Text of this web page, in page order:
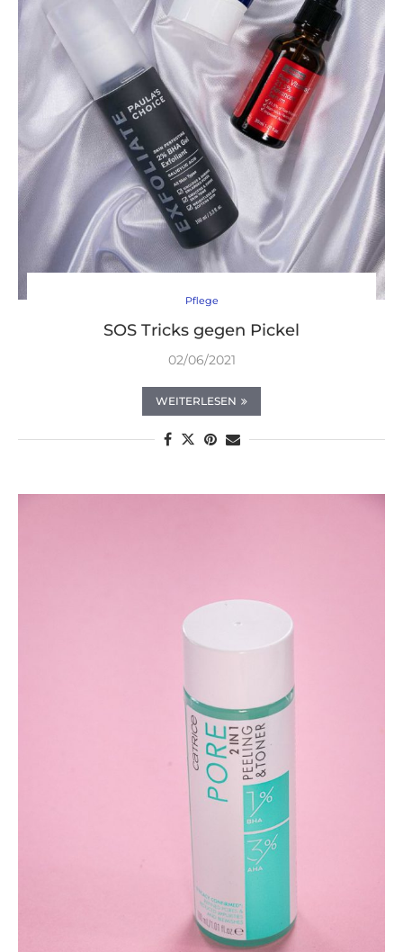
Pflege
SOS Tricks gegen Pickel
02/06/2021
WEITERLESEN